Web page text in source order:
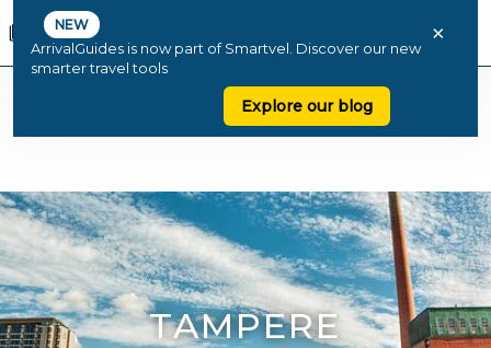
NEW
ArrivalGuides is now part of Smartvel. Discover our new
smarter travel tools
Explore our blog
×
TAMPERE